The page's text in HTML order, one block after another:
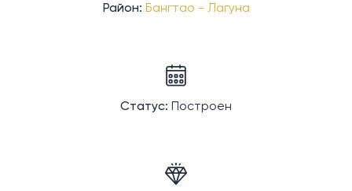
Район: Бангтао - Лагуна
Статус: Построен